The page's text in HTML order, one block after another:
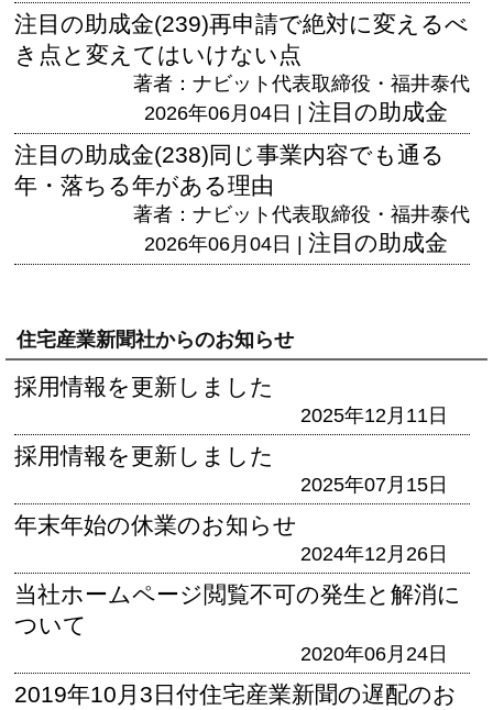
注目の助成金(239)再申請で絶対に変えるべ
き点と変えてはいけない点
著者：ナビット代表取締役・福井泰代
2026年06月04日 | 注目の助成金
注目の助成金(238)同じ事業内容でも通る
年・落ちる年がある理由
著者：ナビット代表取締役・福井泰代
2026年06月04日 | 注目の助成金
住宅産業新聞社からのお知らせ
採用情報を更新しました
2025年12月11日
採用情報を更新しました
2025年07月15日
年末年始の休業のお知らせ
2024年12月26日
当社ホームページ閲覧不可の発生と解消に
ついて
2020年06月24日
2019年10月3日付住宅産業新聞の遅配のお